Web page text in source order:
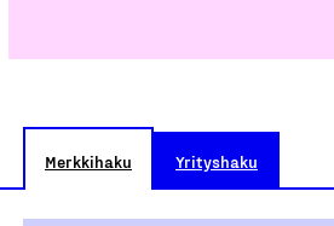
Merkkihaku Yrityshaku